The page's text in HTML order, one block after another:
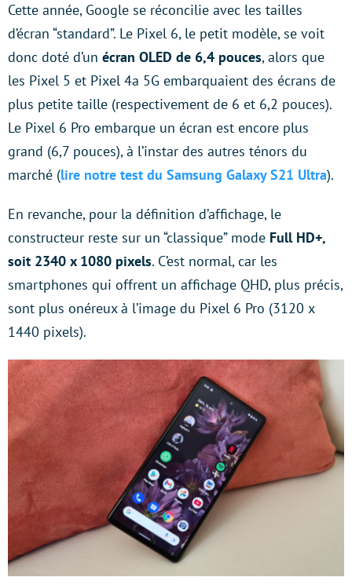
Cette année, Google se réconcilie avec les tailles
d’écran “standard”. Le Pixel 6, le petit modèle, se voit
donc doté d’un écran OLED de 6,4 pouces, alors que
les Pixel 5 et Pixel 4a 5G embarquaient des écrans de
plus petite taille (respectivement de 6 et 6,2 pouces).
Le Pixel 6 Pro embarque un écran est encore plus
grand (6,7 pouces), à l’instar des autres ténors du
marché (lire notre test du Samsung Galaxy S21 Ultra).
En revanche, pour la définition d’affichage, le
constructeur reste sur un “classique” mode Full HD+,
soit 2340 x 1080 pixels. C’est normal, car les
smartphones qui offrent un affichage QHD, plus précis,
sont plus onéreux à l’image du Pixel 6 Pro (3120 x
1440 pixels).